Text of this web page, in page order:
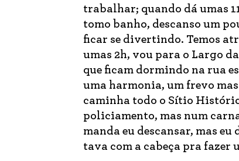
trabalhar; quando dá umas
tomo banho, descanso um
ficar se divertindo. Temos
umas 2h, vou para o Largo
que ficam dormindo na rua
uma harmonia, um frevo
caminha todo o Sítio
policiamento, mas num
manda eu descansar, mas eu
tava com a cabeça pra fazer